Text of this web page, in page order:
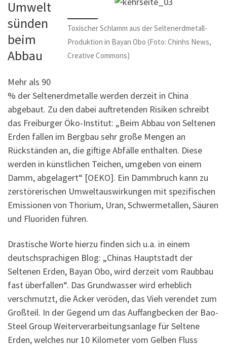
Toxischer Schlamm aus der Seltenerdmetall-
Produktion in Bayan Obo (Foto: Chinhs News,
Creative Commons)
Umwelt
sünden
beim
Abbau
Mehr als 90
% der Seltenerdmetalle werden derzeit in China
abgebaut. Zu den dabei auftretenden Risiken schreibt
das Freiburger Öko-Institut: „Beim Abbau von Seltenen
Erden fallen im Bergbau sehr große Mengen an
Rückständen an, die giftige Abfälle enthalten. Diese
werden in künstlichen Teichen, umgeben von einem
Damm, abgelagert“ [OEKO]. Ein Dammbruch kann zu
zerstörerischen Umweltauswirkungen mit spezifischen
Emissionen von Thorium, Uran, Schwermetallen, Säuren
und Fluoriden führen.
Drastische Worte hierzu finden sich u.a. in einem
deutschsprachigen Blog: „Chinas Hauptstadt der
Seltenen Erden, Bayan Obo, wird derzeit vom Raubbau
fast überfallen“. Das Grundwasser wird erheblich
verschmutzt, die Äcker veröden, das Vieh verendet zum
Großteil. In der Gegend um das Auffangbecken der Bao-
Steel Group Weiterverarbeitungsanlage für Seltene
Erden, welches nur 10 Kilometer vom Gelben Fluss